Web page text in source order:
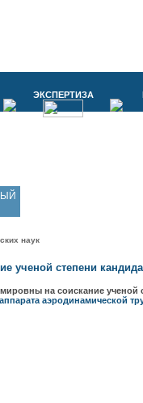
наук
ученой степени
на соискание ученой
аэродинамической
ЭКСПЕРТИЗА